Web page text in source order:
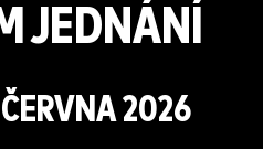
JEDNÁNÍ
2026